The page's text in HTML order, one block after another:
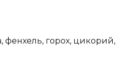
фенхель, горох, цикорий,